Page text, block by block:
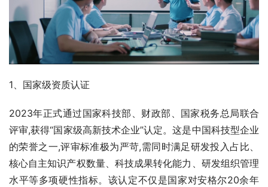
1、国家级资质认证
2023年正式通过国家科技部、财政部、国家税务总局联合
评审,获得“国家级高新技术企业”认定。这是中国科技型企业
的荣誉之一,评审标准极为严苛,需同时满足研发投入占比、
核心自主知识产权数量、科技成果转化能力、研发组织管理
水平等多项硬性指标。该认定不仅是国家对安格尔20余年